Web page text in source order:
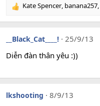
R
c
t
i
Kate Spencer, banana257,
__Black_Cat____!
25/9/13
Diễn đàn thân yêu :))
lkshooting
8/9/13